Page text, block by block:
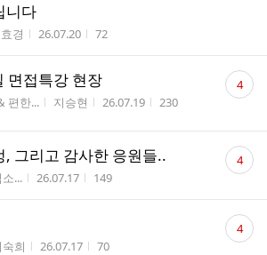
니다
자
경 작성시간
26.07.20 조회수
72
면접특강 현장
편한... 작성자
지승현 작성시간
26.07.19 조회수
230
댓
글 4
그리고 감사한 응원들..
자
소... 작성시간
26.07.17 조회수
149
댓
글 4
성자
숙희 작성시간
26.07.17 조회수
70
댓
글 4